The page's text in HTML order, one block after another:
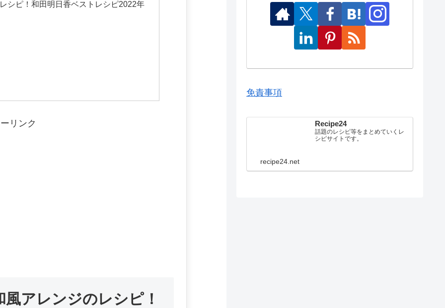
シピ！和田明日香ベストレシピ2022年
リンク
アレンジのレシピ！
免責事項
Recipe24
話題のレシピ等をまとめていくレ
シピサイトです。
recipe24.net